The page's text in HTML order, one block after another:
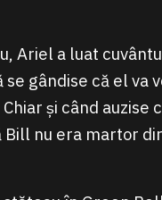
Ariel a luat
se gândise că el
și când auzise
nu era martor